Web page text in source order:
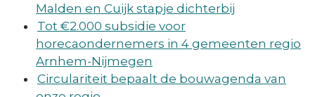
Malden en Cuijk stapje dichterbij
Tot €2.000 subsidie voor
horecaondernemers in 4 gemeenten regio
Arnhem-Nijmegen
Circulariteit bepaalt de bouwagenda van